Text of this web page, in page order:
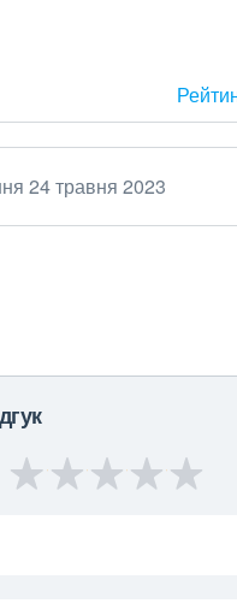
24 травня 2023